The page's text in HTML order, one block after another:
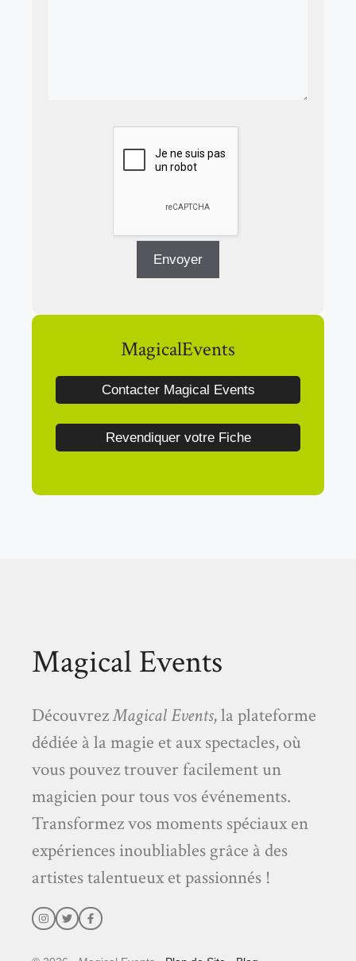
MagicalEvents
Contacter Magical Events
Revendiquer votre Fiche
Magical Events
DécouvrezMagical Events, la plateforme
dédiée à la magie et aux spectacles, où
vous pouvez trouver facilement un
magicien pour tous vos événements.
Transformez vos moments spéciaux en
expériences inoubliables grâce à des
artistes talentueux et passionnés !